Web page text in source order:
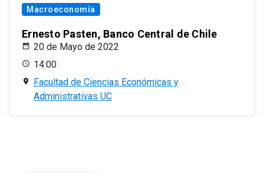
Macroeconomía
Ernesto Pasten, Banco Central de Chile
20 de Mayo de 2022
14:00
Facultad de Ciencias Económicas y
Administrativas UC